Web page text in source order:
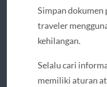
Simpan dokumen
traveler
kehilangan.
Selalu cari
memiliki aturan